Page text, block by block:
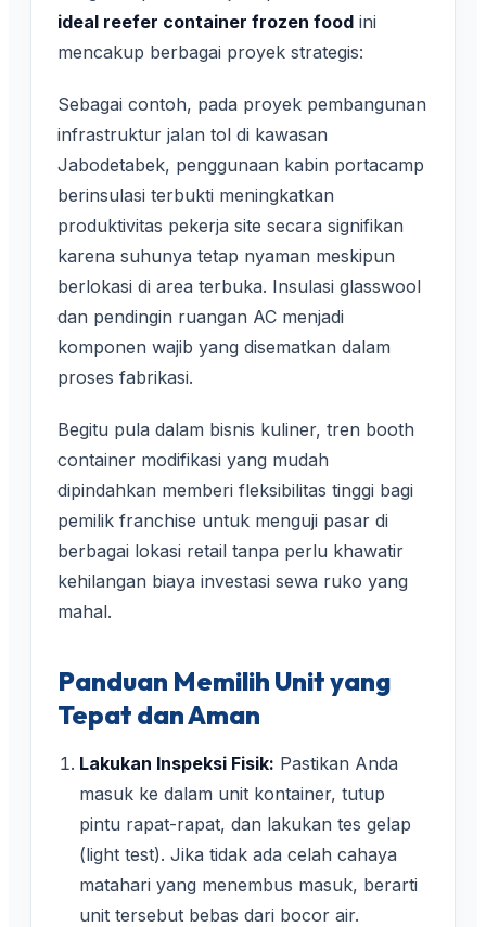
ideal reefer container frozen food ini
mencakup berbagai proyek strategis:
Sebagai contoh, pada proyek pembangunan
infrastruktur jalan tol di kawasan
Jabodetabek, penggunaan kabin portacamp
berinsulasi terbukti meningkatkan
produktivitas pekerja site secara signifikan
karena suhunya tetap nyaman meskipun
berlokasi di area terbuka. Insulasi glasswool
dan pendingin ruangan AC menjadi
komponen wajib yang disematkan dalam
proses fabrikasi.
Begitu pula dalam bisnis kuliner, tren booth
container modifikasi yang mudah
dipindahkan memberi fleksibilitas tinggi bagi
pemilik franchise untuk menguji pasar di
berbagai lokasi retail tanpa perlu khawatir
kehilangan biaya investasi sewa ruko yang
mahal.
Panduan Memilih Unit yang
Tepat dan Aman
Lakukan Inspeksi Fisik: Pastikan Anda
masuk ke dalam unit kontainer, tutup
pintu rapat-rapat, dan lakukan tes gelap
(light test). Jika tidak ada celah cahaya
matahari yang menembus masuk, berarti
unit tersebut bebas dari bocor air.